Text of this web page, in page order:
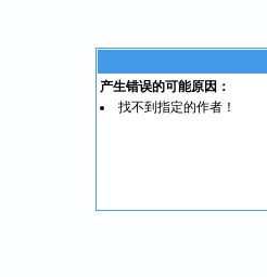
产生错误的可能原因：
找不到指定的作者！